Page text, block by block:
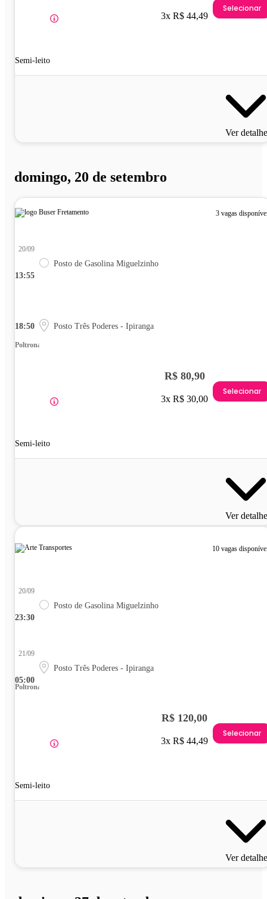
Semi-leito
3x R$ 44,49
Selecionar
Ver
domingo, 20 de setembro
3 vagas
13:55
20/09
Posto de Gasolina Miguelzinho
18:50 Posto Três Poderes - Ipiranga
Poltrona
Semi-leito
R$ 80,90
3x R$ 30,00
Selecionar
Ver
10 vagas
23:30
20/09
Posto de Gasolina Miguelzinho
05:00
21/09
Posto Três Poderes - Ipiranga
Poltrona
Semi-leito
R$ 120,00
3x R$ 44,49
Selecionar
Ver